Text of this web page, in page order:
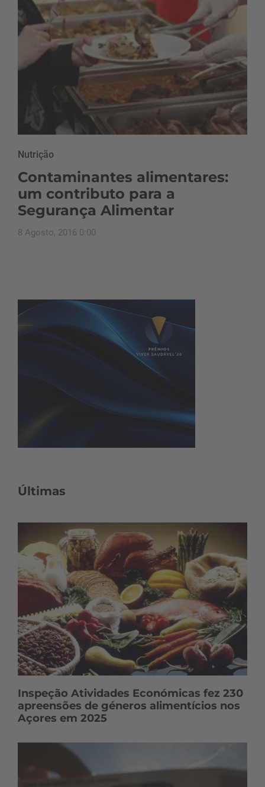
Nutrição
Contaminantes alimentares:
um contributo para a
Segurança Alimentar
8 Agosto, 2016 0:00
Últimas
Inspeção Atividades Económicas fez 230
apreensões de géneros alimentícios nos
Açores em 2025